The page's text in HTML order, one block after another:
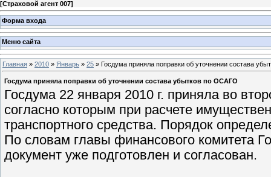
[Страховой агент 007]
Форма входа
Меню сайта
Главная » 2010 » Январь » 25 » Госдума приняла поправки об уточнении состава
Госдума приняла поправки об уточнении состава убытков по ОСАГО
Госдума 22 января 2010 г. приняла во
согласно которым при расчете
транспортного средства. Порядок
По словам главы финансового комитета
документ уже подготовлен и согласован.